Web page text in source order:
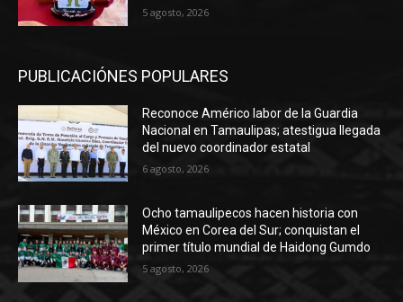
5 agosto, 2026
PUBLICACIÓNES POPULARES
Reconoce Américo labor de la Guardia
Nacional en Tamaulipas; atestigua llegada
del nuevo coordinador estatal
6 agosto, 2026
Ocho tamaulipecos hacen historia con
México en Corea del Sur; conquistan el
primer título mundial de Haidong Gumdo
5 agosto, 2026